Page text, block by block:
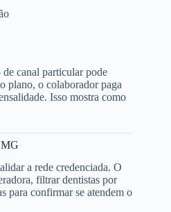
canal particular pode
plano, o colaborador paga
Isso mostra como
MG
a rede credenciada. O
filtrar dentistas por
para confirmar se atendem o